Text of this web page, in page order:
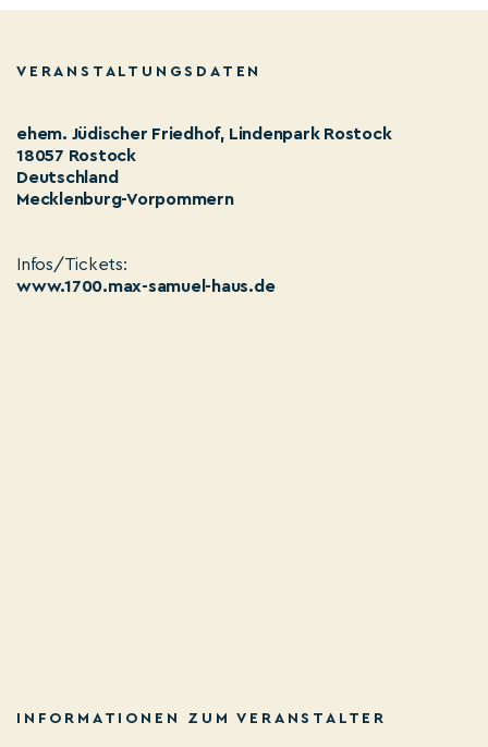
VERANSTALTUNGSDATEN
ehem. Jüdischer Friedhof, Lindenpark Rostock
18057 Rostock
Deutschland
Mecklenburg-Vorpommern
Infos/Tickets:
www.1700.max-samuel-haus.de
INFORMATIONEN ZUM VERANSTALTER